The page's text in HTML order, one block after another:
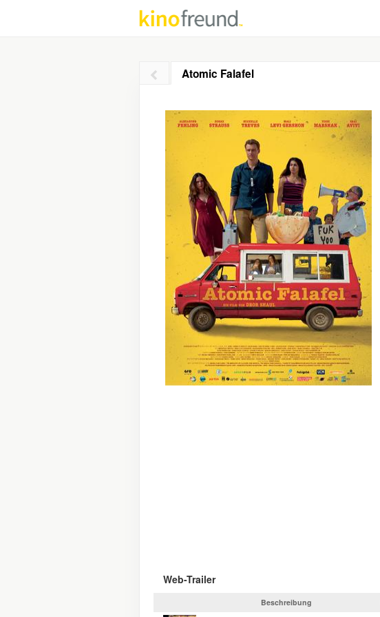
Atomic Falafel
Web-Trailer
Beschreibung